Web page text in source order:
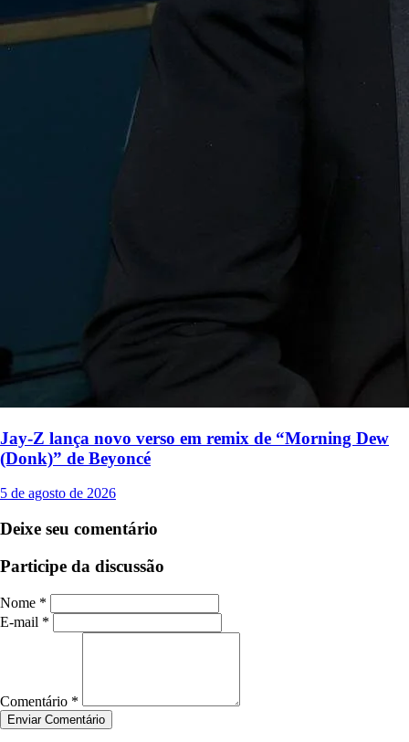
Jay-Z lança novo verso em remix de “Morning Dew
(Donk)” de Beyoncé
5 de agosto de 2026
Deixe seu comentário
Participe da discussão
Nome *
E-mail *
Comentário *
Enviar Comentário